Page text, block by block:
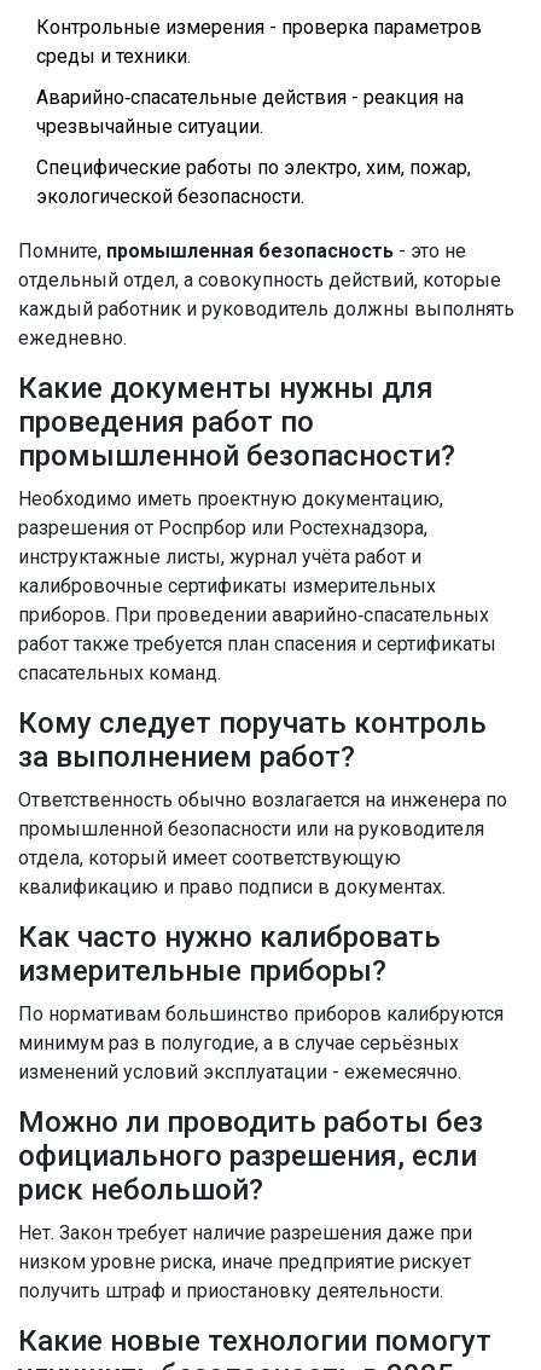
Контрольные измерения - проверка параметров
среды и техники.
Аварийно‑спасательные действия - реакция на
чрезвычайные ситуации.
Специфические работы по электро, хим, пожар,
экологической безопасности.
Помните, промышленная безопасность - это не
отдельный отдел, а совокупность действий, которые
каждый работник и руководитель должны выполнять
ежедневно.
Какие документы нужны для
проведения работ по
промышленной безопасности?
Необходимо иметь проектную документацию,
разрешения от Роспрбор или Ростехнадзора,
инструктажные листы, журнал учёта работ и
калибровочные сертификаты измерительных
приборов. При проведении аварийно‑спасательных
работ также требуется план спасения и сертификаты
спасательных команд.
Кому следует поручать контроль
за выполнением работ?
Ответственность обычно возлагается на инженера по
промышленной безопасности или на руководителя
отдела, который имеет соответствующую
квалификацию и право подписи в документах.
Как часто нужно калибровать
измерительные приборы?
По нормативам большинство приборов калибруются
минимум раз в полугодие, а в случае серьёзных
изменений условий эксплуатации - ежемесячно.
Можно ли проводить работы без
официального разрешения, если
риск небольшой?
Нет. Закон требует наличие разрешения даже при
низком уровне риска, иначе предприятие рискует
получить штраф и приостановку деятельности.
Какие новые технологии помогут